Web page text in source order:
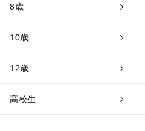
8歳
10歳
12歳
高校生